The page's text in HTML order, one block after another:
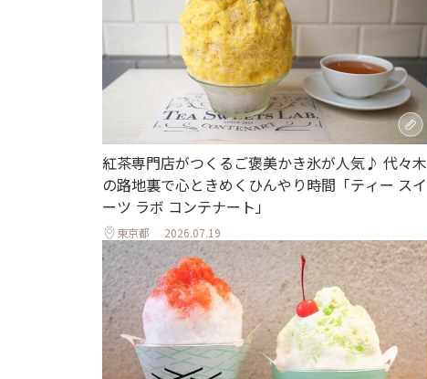
紅茶専門店がつくるご褒美かき氷が人気♪ 代々木
の路地裏で心ときめくひんやり時間「ティー スイ
ーツ ラボ コンテナート」
東京都 2026.07.19